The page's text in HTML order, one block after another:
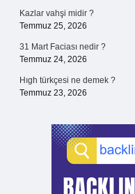
Kazlar vahşi midir ?
Temmuz 25, 2026
31 Mart Faciası nedir ?
Temmuz 24, 2026
Hıgh türkçesi ne demek ?
Temmuz 23, 2026